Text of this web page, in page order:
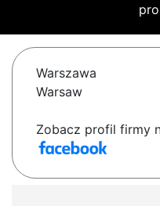
Warszawa
Warsaw
Zobacz profil firmy